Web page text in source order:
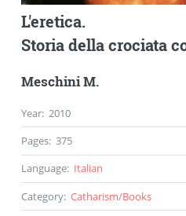
L'eretica.
Storia della crociata
Meschini M.
Year: 2010
Pages: 375
Language: Italian
Category: Catharism/Books